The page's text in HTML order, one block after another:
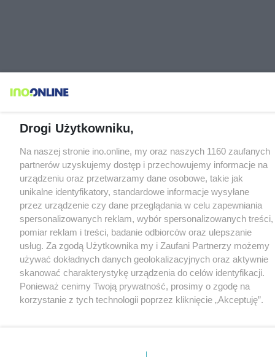
Drogi Użytkowniku,
Na naszej stronie ino.online, my oraz naszych 1160 zaufanych
partnerów uzyskujemy dostęp i przechowujemy informacje na
urządzeniu oraz przetwarzamy dane osobowe, takie jak
unikalne identyfikatory, standardowe informacje wysyłane
przez urządzenie czy dane przeglądania w celu zapewniania
spersonalizowanych reklam, wybór spersonalizowanych treści,
pomiar reklam i treści, badanie odbiorców oraz ulepszanie
usług. Za zgodą Użytkownika my i Zaufani Partnerzy możemy
używać dokładnych danych geolokalizacyjnych oraz aktywnie
skanować charakterystykę urządzenia do celów identyfikacji.
Ponieważ cenimy Twoją prywatność, prosimy o zgodę na
korzystanie z tych technologii poprzez kliknięcie „Akceptuję”.
nie wymagają zgody użytkownika, ale masz prawo sprzeciwić